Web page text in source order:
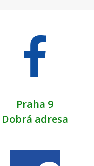
Praha 9
Dobrá adresa